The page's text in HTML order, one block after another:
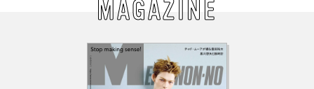
MAGAZINE